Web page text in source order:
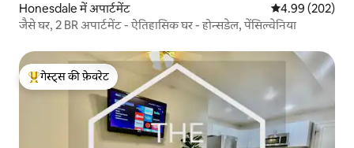
Honesdale में अपार्टमेंट औसत रेटिंग 5 में से
4.99 (202)
जैसे घर, 2 BR अपार्टमेंट - ऐतिहासिक घर - होन्सडेल, पेंसिल्वेनिया
गेस्ट्स का टॉप फ़ेवरेट
गेस्ट्स की फ़ेवरेट